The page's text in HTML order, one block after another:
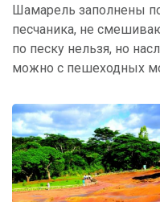
Шамарель заполнены
песчаника, не
по песку нельзя, но
можно с пешеходных